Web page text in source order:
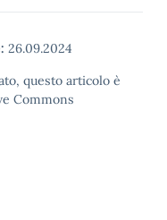
26.09.2024
questo articolo è
Commons